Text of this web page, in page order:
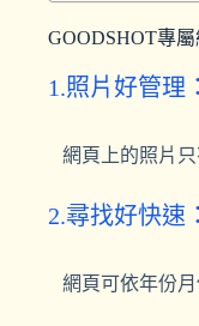
GOODSHOT專
1.照片好管理：
網頁上的照片只
2.尋找好快速：
網頁可依年份月